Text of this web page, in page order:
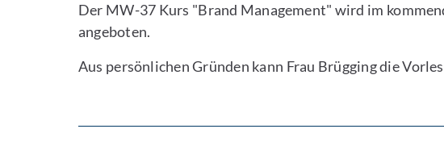
Der MW-37 Kurs "Brand Management" wird im
angeboten.
Aus persönlichen Gründen kann Frau Brügging die